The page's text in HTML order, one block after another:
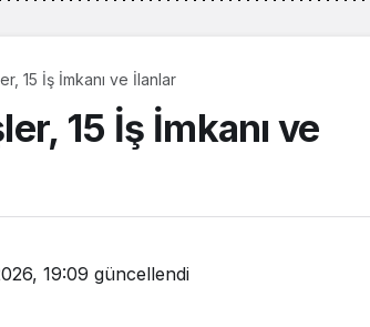
15 İş İmkanı ve İlanlar
15 İş İmkanı ve
19:09 güncellendi